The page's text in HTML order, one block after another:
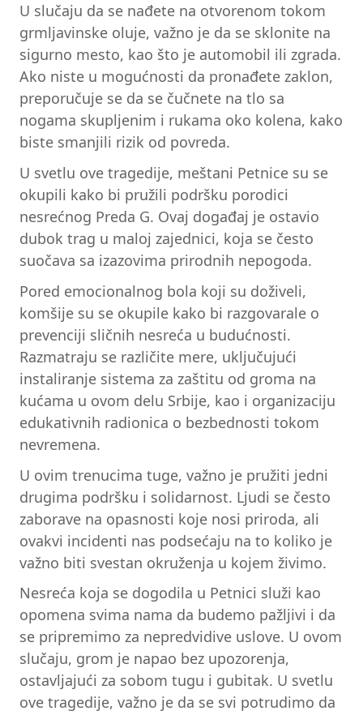
U slučaju da se nađete na otvorenom tokom
grmljavinske oluje, važno je da se sklonite na
sigurno mesto, kao što je automobil ili zgrada.
Ako niste u mogućnosti da pronađete zaklon,
preporučuje se da se čučnete na tlo sa
nogama skupljenim i rukama oko kolena, kako
biste smanjili rizik od povreda.
U svetlu ove tragedije, meštani Petnice su se
okupili kako bi pružili podršku porodici
nesrećnog Preda G. Ovaj događaj je ostavio
dubok trag u maloj zajednici, koja se često
suočava sa izazovima prirodnih nepogoda.
Pored emocionalnog bola koji su doživeli,
komšije su se okupile kako bi razgovarale o
prevenciji sličnih nesreća u budućnosti.
Razmatraju se različite mere, uključujući
instaliranje sistema za zaštitu od groma na
kućama u ovom delu Srbije, kao i organizaciju
edukativnih radionica o bezbednosti tokom
nevremena.
U ovim trenucima tuge, važno je pružiti jedni
drugima podršku i solidarnost. Ljudi se često
zaborave na opasnosti koje nosi priroda, ali
ovakvi incidenti nas podsećaju na to koliko je
važno biti svestan okruženja u kojem živimo.
Nesreća koja se dogodila u Petnici služi kao
opomena svima nama da budemo pažljivi i da
se pripremimo za nepredvidive uslove. U ovom
slučaju, grom je napao bez upozorenja,
ostavljajući za sobom tugu i gubitak. U svetlu
ove tragedije, važno je da se svi potrudimo da